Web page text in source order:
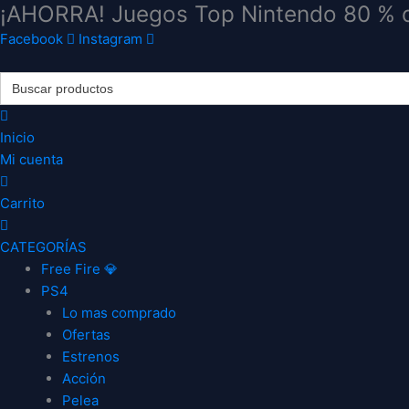
Ir
al
¡AHORRA! Juegos Top Nintendo 80 %
Facebook Instagram
Search
for:
Inicio
Mi cuenta
Carrito
CATEGORÍAS
Free Fire 💎
PS4
Lo mas comprado
Ofertas
Estrenos
Acción
Pelea
Requerido
Requerido